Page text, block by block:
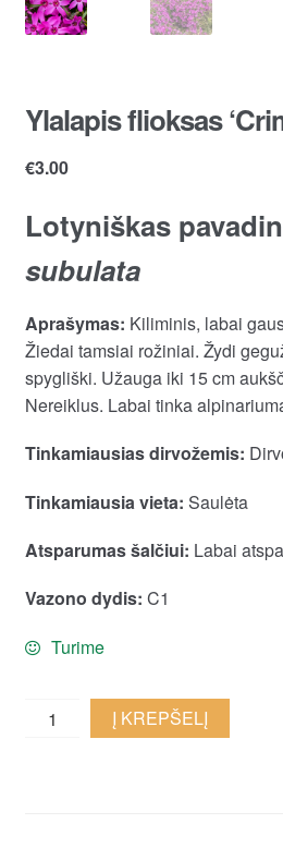
Ylalapis flioksas
€3.00
Lotyniškas
subulata
Aprašymas: Kiliminis, labai
Žiedai tamsiai rožiniai. Žydi
spygliški. Užauga iki 15 cm
Nereiklus. Labai tinka
Tinkamiausias dirvožemis:
Tinkamiausia vieta: Saulėta
Atsparumas šalčiui: Labai
Vazono dydis: C1
Turime
Ylalapis
Į KREPŠELĮ